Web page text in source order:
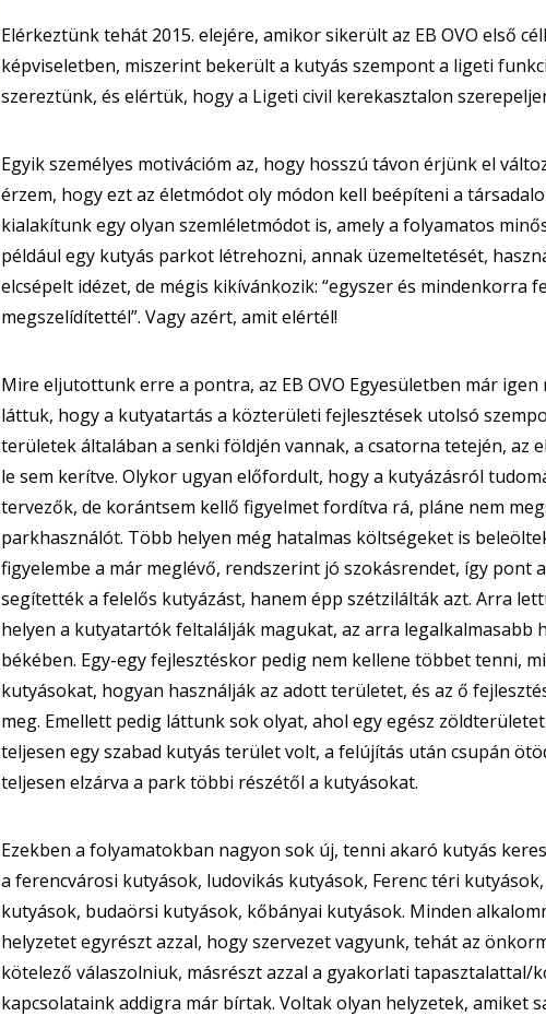
Elérkeztünk tehát 2015. elejére, amikor sikerült az EB OVO első
képviseletben, miszerint bekerült a kutyás szempont a ligeti
szereztünk, és elértük, hogy a Ligeti civil kerekasztalon
Egyik személyes motivációm az, hogy hosszú távon érjünk el
érzem, hogy ezt az életmódot oly módon kell beépíteni a
kialakítunk egy olyan szemléletmódot is, amely a folyamatos
például egy kutyás parkot létrehozni, annak üzemeltetését,
elcsépelt idézet, de mégis kikívánkozik: “egyszer és mindenkorra
megszelídítettél”. Vagy azért, amit elértél!
Mire eljutottunk erre a pontra, az EB OVO Egyesületben már
láttuk, hogy a kutyatartás a közterületi fejlesztések utolsó
területek általában a senki földjén vannak, a csatorna tetején, az
le sem kerítve. Olykor ugyan előfordult, hogy a kutyázásról
tervezők, de korántsem kellő figyelmet fordítva rá, pláne nem
parkhasználót. Több helyen még hatalmas költségeket is
figyelembe a már meglévő, rendszerint jó szokásrendet, így pont
segítették a felelős kutyázást, hanem épp szétzilálták azt. Arra
helyen a kutyatartók feltalálják magukat, az arra legalkalmasabb
békében. Egy-egy fejlesztéskor pedig nem kellene többet tenni,
kutyásokat, hogyan használják az adott területet, és az ő
meg. Emellett pedig láttunk sok olyat, ahol egy egész
teljesen egy szabad kutyás terület volt, a felújítás után csupán
teljesen elzárva a park többi részétől a kutyásokat.
Ezekben a folyamatokban nagyon sok új, tenni akaró kutyás
a ferencvárosi kutyások, ludovikás kutyások, Ferenc téri
kutyások, budaörsi kutyások, kőbányai kutyások. Minden
helyzetet egyrészt azzal, hogy szervezet vagyunk, tehát az
kötelező válaszolniuk, másrészt azzal a gyakorlati tapasztalattal/
kapcsolataink addigra már bírtak. Voltak olyan helyzetek, amiket